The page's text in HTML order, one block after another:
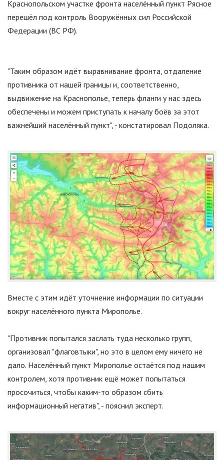
Краснопольском участке фронта населённый пункт Рясное
перешёл под контроль Вооружённых сил Российской
Федерации (ВС РФ).
"Таким образом идёт выравнивание фронта, отдаление
противника от нашей границы и, соответственно,
выдвижение на Краснополье, теперь фланги у нас здесь
обеспечены и можем приступать к началу боёв за этот
важнейший населённый пункт", - констатировал Подоляка.
Вместе с этим идёт уточнение информации по ситуации
вокруг населённого пункта Мирополье.
"Противник попытался заслать туда несколько групп,
организовал "флаговтыки", но это в целом ему ничего не
дало. Населённый пункт Мирополье остаётся под нашим
контролем, хотя противник ещё может попытаться
просочиться, чтобы каким-то образом сбить
информационный негатив", - пояснил эксперт.